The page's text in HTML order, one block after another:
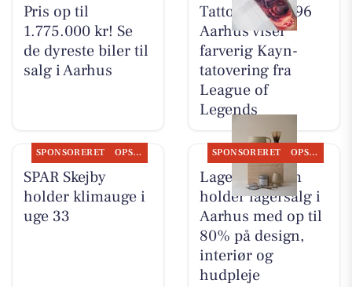
Pris op til
1.775.000 kr! Se
de dyreste biler til
salg i Aarhus
Tattoo Studio 96
Aarhus viser
farverig Kayn-
tatovering fra
League of
Legends
SPONSORERET OPSLAGSTAVLEN
SPAR Skejby
holder klimauge i
uge 33
SPONSORERET OPSLAGSTAVLEN
Lagersalg.com
holder lagersalg i
Aarhus med op til
80% på design,
interiør og
hudpleje